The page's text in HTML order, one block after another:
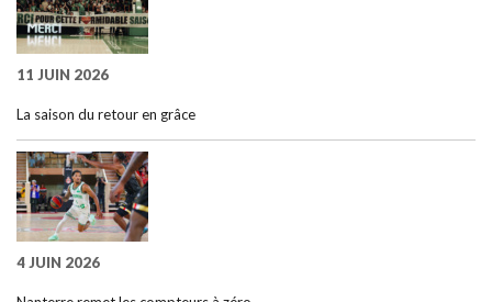
11 JUIN 2026
La saison du retour en grâce
4 JUIN 2026